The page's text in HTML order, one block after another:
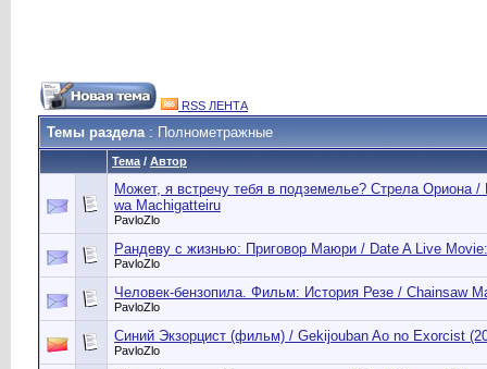
RSS ЛЕНТА
Темы раздела: Полнометражные
Тема / Автор
Может, я встречу тебя в подземелье? Стрела Ориона /
wa Machigatteiru
PavloZlo
Рандеву с жизнью: Приговор Маюри / Date A Live
PavloZlo
Человек-бензопила. Фильм: История Резе / Chainsaw
PavloZlo
Синий Экзорцист (фильм) / Gekijouban Ao no Exorcist
PavloZlo